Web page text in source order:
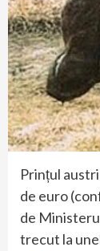
Prințul
de euro
de
trecut la